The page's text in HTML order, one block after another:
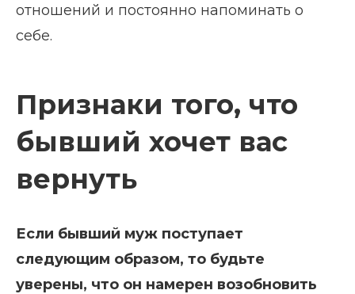
отношений и постоянно напоминать о
себе.
Признаки того, что
бывший хочет вас
вернуть
Если бывший муж поступает
следующим образом, то будьте
уверены, что он намерен возобновить